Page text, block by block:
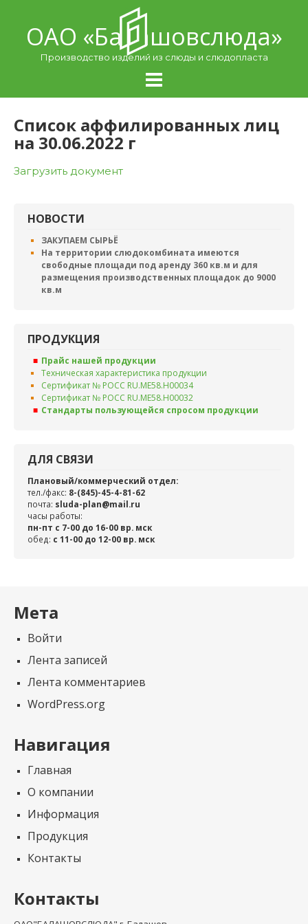
contentОАО «Балашовcлюда»
Производство изделий из слюды и слюдопласта
Список аффилированных лиц
на 30.06.2022 г
Загрузить документ
НОВОСТИ
ЗАКУПАЕМ СЫРЬЁ
На территории слюдокомбината имеются
свободные площади под аренду 360 кв.м и для
размещения производственных площадок до 9000
кв.м
ПРОДУКЦИЯ
Прайс нашей продукции
Техническая характеристика продукции
Сертификат № РОСС RU.ME58.H00034
Сертификат № РОСС RU.ME58.H00032
Стандарты пользующейся спросом продукции
ДЛЯ СВЯЗИ
Плановый/коммерческий отдел:
тел./факс: 8-(845)-45-4-81-62
почта: sluda-plan@mail.ru
часы работы:
пн-пт с 7-00 до 16-00 вр. мск
обед: c 11-00 до 12-00 вр. мск
Мета
Войти
Лента записей
Лента комментариев
WordPress.org
Навигация
Главная
О компании
Информация
Продукция
Контакты
Контакты